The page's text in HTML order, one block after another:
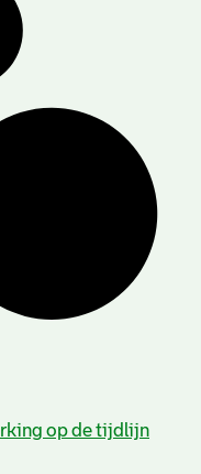
op de tijdlijn